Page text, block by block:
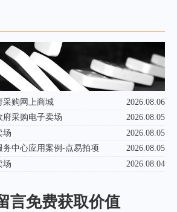
采购网上商城
2026.08.06
府采购电子卖场
2026.08.05
场
2026.08.05
中心应用案例-点易拍项
2026.08.05
场
2026.08.04
言免费获取价值